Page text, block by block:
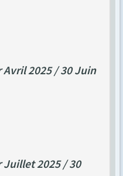
2025 / 30 Juin
Juillet 2025 / 30